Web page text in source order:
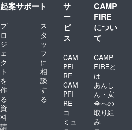
起案サポート
プ
ロ
ジ
ェ
ク
ト
を
作
る
ス
タ
ッ
フ
に
相
談
す
る
資
料
請
サ
ー
ビ
ス
CAM
PFI
RE
CAM
PFI
RE
コ
ミュ
CAMP
FIRE
につい
て
CAMP
FIREと
は
あんし
ん・安
全への
取り組
み